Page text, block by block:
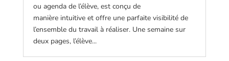
ou agenda de l’élève, est conçu de
manière intuitive et offre une parfaite visibilité de
l’ensemble du travail à réaliser. Une semaine sur
deux pages, l’élève...